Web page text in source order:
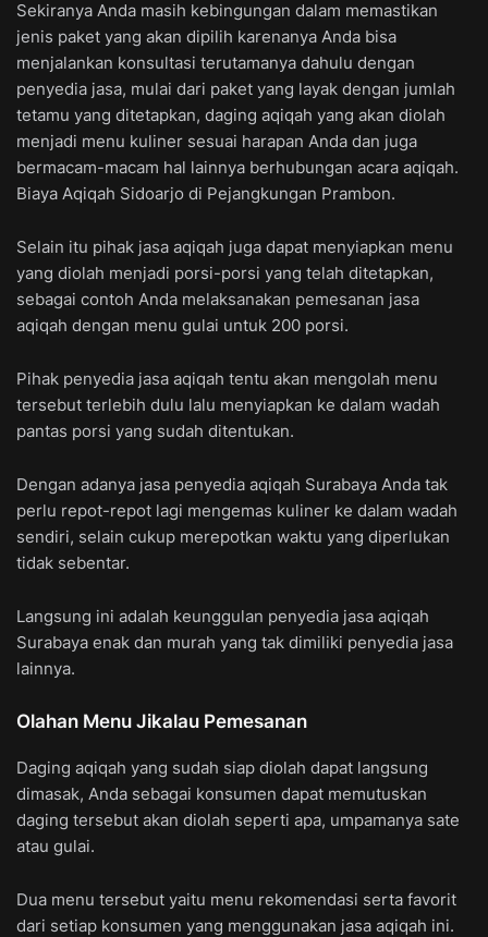
Sekiranya Anda masih kebingungan dalam memastikan
jenis paket yang akan dipilih karenanya Anda bisa
menjalankan konsultasi terutamanya dahulu dengan
penyedia jasa, mulai dari paket yang layak dengan jumlah
tetamu yang ditetapkan, daging aqiqah yang akan diolah
menjadi menu kuliner sesuai harapan Anda dan juga
bermacam-macam hal lainnya berhubungan acara aqiqah.
Biaya Aqiqah Sidoarjo di Pejangkungan Prambon.
Selain itu pihak jasa aqiqah juga dapat menyiapkan menu
yang diolah menjadi porsi-porsi yang telah ditetapkan,
sebagai contoh Anda melaksanakan pemesanan jasa
aqiqah dengan menu gulai untuk 200 porsi.
Pihak penyedia jasa aqiqah tentu akan mengolah menu
tersebut terlebih dulu lalu menyiapkan ke dalam wadah
pantas porsi yang sudah ditentukan.
Dengan adanya jasa penyedia aqiqah Surabaya Anda tak
perlu repot-repot lagi mengemas kuliner ke dalam wadah
sendiri, selain cukup merepotkan waktu yang diperlukan
tidak sebentar.
Langsung ini adalah keunggulan penyedia jasa aqiqah
Surabaya enak dan murah yang tak dimiliki penyedia jasa
lainnya.
Olahan Menu Jikalau Pemesanan
Daging aqiqah yang sudah siap diolah dapat langsung
dimasak, Anda sebagai konsumen dapat memutuskan
daging tersebut akan diolah seperti apa, umpamanya sate
atau gulai.
Dua menu tersebut yaitu menu rekomendasi serta favorit
dari setiap konsumen yang menggunakan jasa aqiqah ini.